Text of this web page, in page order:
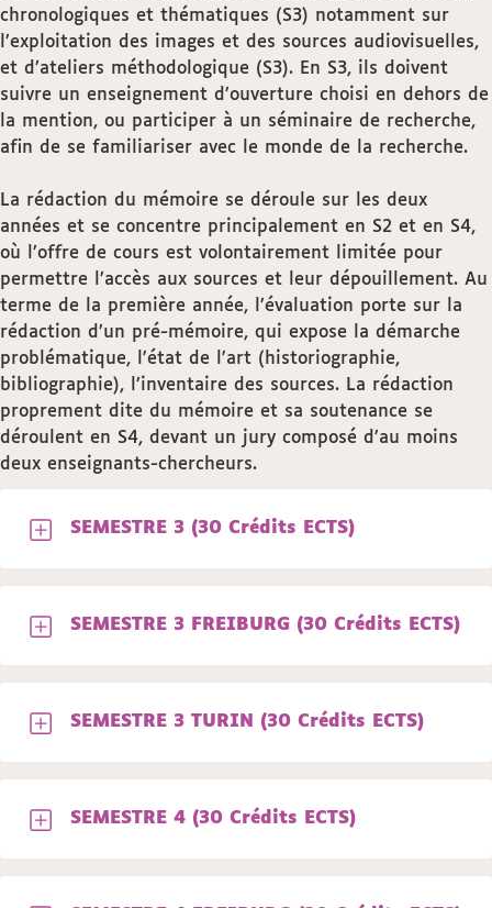
chronologiques et thématiques (S3) notamment sur
l’exploitation des images et des sources audiovisuelles,
et d’ateliers méthodologique (S3). En S3, ils doivent
suivre un enseignement d’ouverture choisi en dehors de
la mention, ou participer à un séminaire de recherche,
afin de se familiariser avec le monde de la recherche.
La rédaction du mémoire se déroule sur les deux
années et se concentre principalement en S2 et en S4,
où l’offre de cours est volontairement limitée pour
permettre l’accès aux sources et leur dépouillement. Au
terme de la première année, l’évaluation porte sur la
rédaction d’un pré-mémoire, qui expose la démarche
problématique, l'état de l'art (historiographie,
bibliographie), l’inventaire des sources. La rédaction
proprement dite du mémoire et sa soutenance se
déroulent en S4, devant un jury composé d’au moins
deux enseignants-chercheurs.
SEMESTRE 3 (30 Crédits ECTS)
SEMESTRE 3 FREIBURG (30 Crédits ECTS)
SEMESTRE 3 TURIN (30 Crédits ECTS)
SEMESTRE 4 (30 Crédits ECTS)